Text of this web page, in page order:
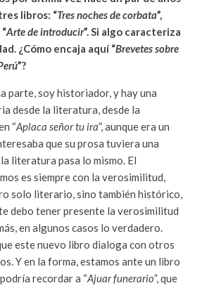
libros: “Tres noches de corbata”,
Arte de introducir”. Si algo caracteriza
¿Cómo encaja aquí “Brevetes sobre
”?
parte, soy historiador, y hay una
desde la literatura, desde la
“Aplaca señor tu ira”, aunque era un
que su prosa tuviera una
literatura pasa lo mismo. El
es siempre con la verosimilitud,
solo literario, sino también histórico,
debo tener presente la verosimilitud
en algunos casos lo verdadero.
este nuevo libro dialoga con otros
Y en la forma, estamos ante un libro
recordar a “Ajuar funerario”, que